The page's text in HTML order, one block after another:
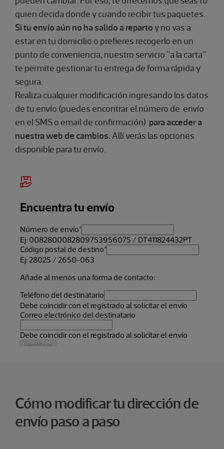
quien decida donde y cuando recibir tus paquetes.
Si tu envío aún no ha salido a repartoy no vas a
estar en tu domicilio o prefieres recogerlo en un
punto de conveniencia, nuestro servicio "a la carta"
te permite gestionar tu entrega de forma rápida y
segura.
Realiza cualquier modificación ingresando los datos
de tu envío (puedes encontrar el número de envío
en el SMS o email de confirmación) para acceder a
nuestra web de cambios. Allí verás las opciones
disponible para tu envío.
Cómo modificar tu dirección de
envío paso a paso